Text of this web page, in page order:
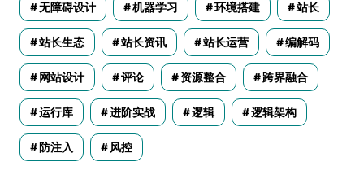
无障碍设计 机器学习 环境搭建 站长
站长生态 站长资讯 站长运营 编解码
网站设计 评论 资源整合 跨界融合
运行库 进阶实战 逻辑 逻辑架构
防注入 风控